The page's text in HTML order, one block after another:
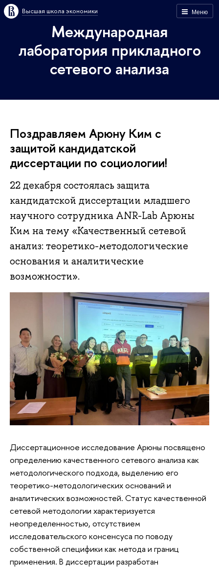
Меню
Высшая школа экономики
Международная
лаборатория прикладного
сетевого анализа
Поздравляем Арюну Ким с
защитой кандидатской
диссертации по социологии!
22 декабря состоялась защита
кандидатской диссертации младшего
научного сотрудника ANR-Lab Арюны
Ким на тему «Качественный сетевой
анализ: теоретико-методологические
основания и аналитические
возможности».
Диссертационное исследование Арюны посвящено
определению качественного сетевого анализа как
методологического подхода, выделению его
теоретико-методологических оснований и
аналитических возможностей. Статус качественной
сетевой методологии характеризуется
неопределенностью, отсутствием
исследовательского консенсуса по поводу
собственной специфики как метода и границ
применения. В диссертации разработан